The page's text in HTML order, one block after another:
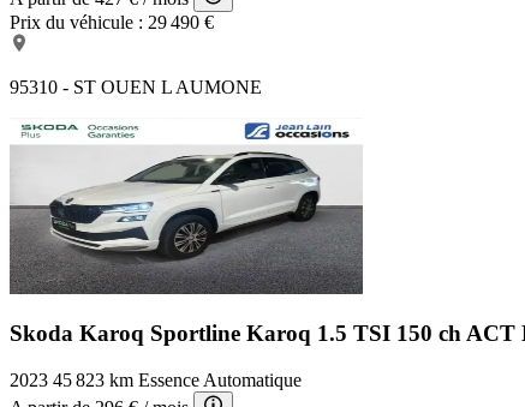
Prix du véhicule : 29 490 €
95310 - ST OUEN L AUMONE
Skoda Karoq Sportline Karoq 1.5 TSI 150 ch ACT
2023 45 823 km Essence Automatique